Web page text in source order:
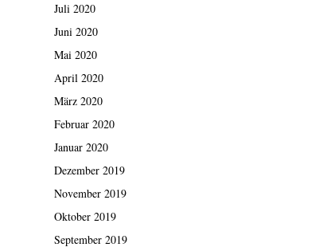
Juli 2020
Juni 2020
Mai 2020
April 2020
März 2020
Februar 2020
Januar 2020
Dezember 2019
November 2019
Oktober 2019
September 2019